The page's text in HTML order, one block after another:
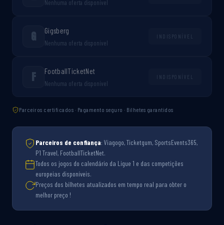
Nenhuma oferta disponível
G Gigsberg
Nenhuma oferta disponível
INDISPONÍVEL
F FootballTicketNet
Nenhuma oferta disponível
INDISPONÍVEL
Parceiros certificados · Pagamento seguro · Bilhetes garantidos
Parceiros de confiança: Viagogo, Ticketgum, SportsEvents365,
P1 Travel, FootballTicketNet.
Todos os jogos do calendário da Ligue 1 e das competições
europeias disponíveis.
Preços dos bilhetes atualizados em tempo real para obter o
melhor preço !